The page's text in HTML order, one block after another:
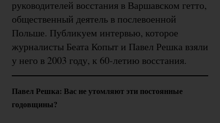
руководителей восстания в Варшавском гетто,
общественный деятель в послевоенной
Польше. Публикуем интервью, которое
журналисты Беата Копыт и Павел Решка взяли
у него в 2003 году, к 60-летию восстания.
Павел Решка: Вас не утомляют эти постоянные
годовщины?